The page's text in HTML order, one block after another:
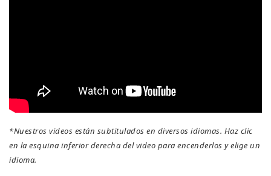
BUSCAR
*Nuestros videos están subtitulados en diversos idiomas. Haz clic
en la esquina inferior derecha del video para encenderlos y elige un
idioma.